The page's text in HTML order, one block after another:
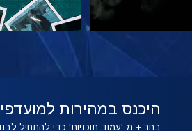
היכנס במהירות
בחר + מ-'עמוד תוכניות' כדי להתחיל